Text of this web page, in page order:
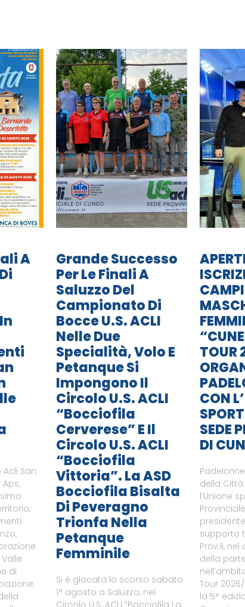
A
San
di
Grande Successo
Per Le Finali A
Saluzzo Del
Campionato Di
Bocce U.S. ACLI
Nelle Due
Specialità, Volo E
Petanque Si
Impongono Il
Circolo U.S. ACLI
“Bocciofila
Cerverese” E Il
Circolo U.S. ACLI
“Bocciofila
Vittoria”. La ASD
Bocciofila Bisalta
Di Peveragno
Trionfa Nella
Petanque
Femminile
Si è giocata lo scorso sabato
1° agosto a Saluzzo, nel
TOUR
CON
SEDE
DI
della
l’Unione
supporto
Prov.li,
della
Tour
la 5°